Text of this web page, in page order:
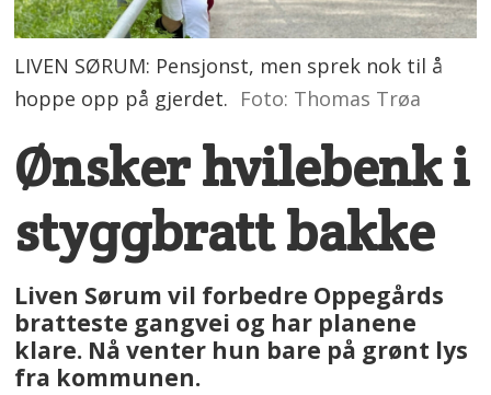
LIVEN SØRUM: Pensjonst, men sprek nok til å
hoppe opp på gjerdet. Foto: Thomas Trøa
Ønsker hvilebenk i
styggbratt bakke
Liven Sørum vil forbedre Oppegårds
bratteste gangvei og har planene
klare. Nå venter hun bare på grønt lys
fra kommunen.